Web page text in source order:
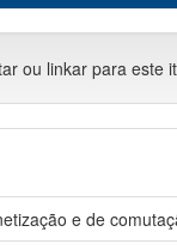
ou linkar para este
e de